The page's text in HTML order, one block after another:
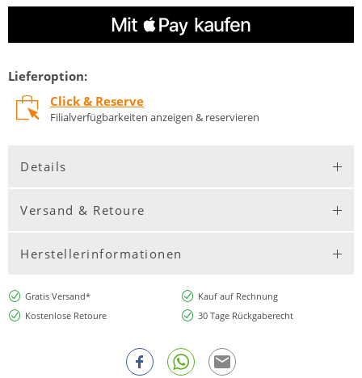
Lieferoption:
Click & Reserve
Filialverfügbarkeiten anzeigen & reservieren
Details
Versand & Retoure
Herstellerinformationen
Gratis Versand*
Kauf auf Rechnung
Kostenlose Retoure
30 Tage Rückgaberecht